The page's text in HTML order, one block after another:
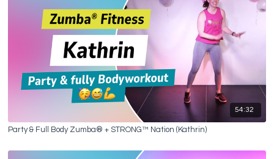
54:32
Party & Full Body Zumba® + STRONG™ Nation (Kathrin)